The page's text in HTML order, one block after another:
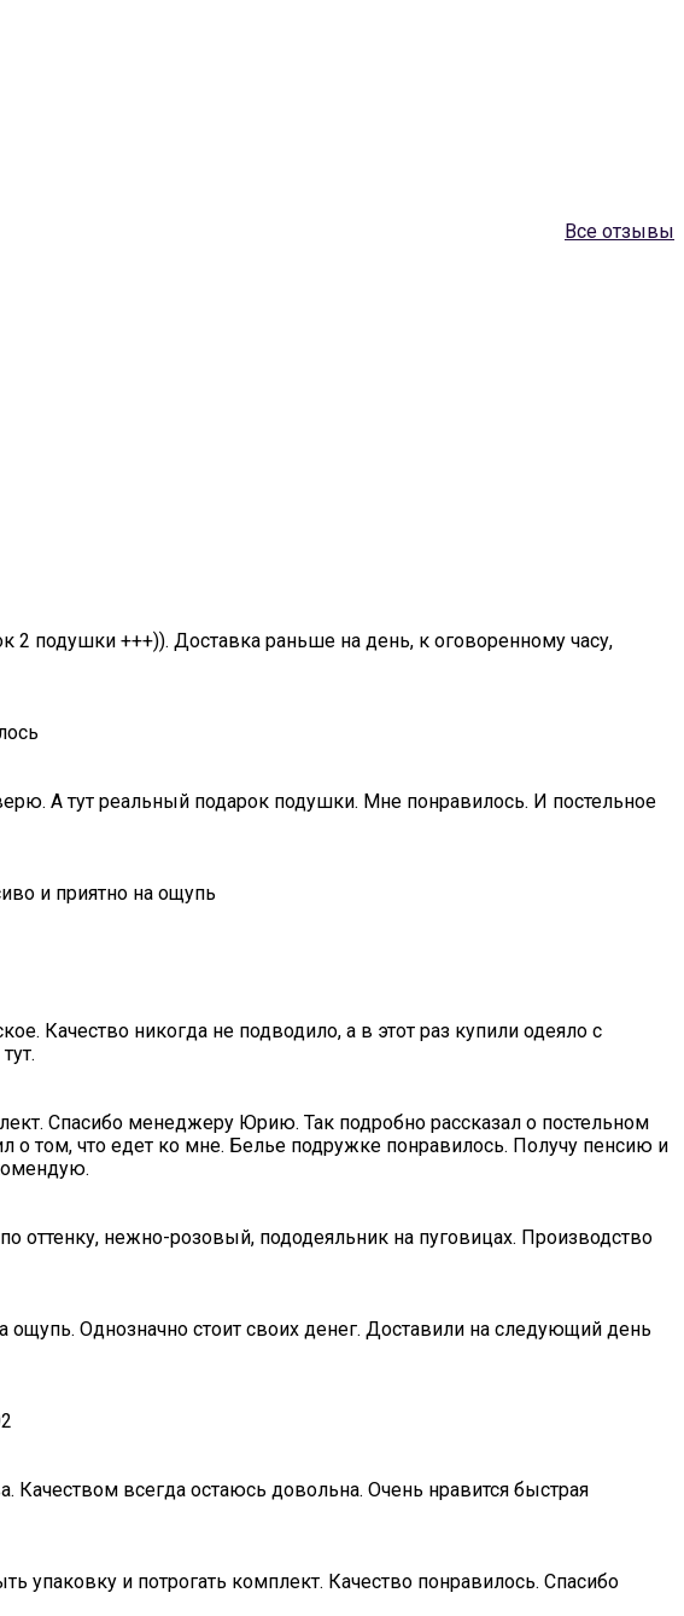
Все отзывы
2 подушки +++)). Доставка раньше на день, к оговоренному часу,
А тут реальный подарок подушки. Мне понравилось. И постельное
и приятно на ощупь
Качество никогда не подводило, а в этот раз купили одеяло с
Спасибо менеджеру Юрию. Так подробно рассказал о постельном
о том, что едет ко мне. Белье подружке понравилось. Получу пенсию и
оттенку, нежно-розовый, пододеяльник на пуговицах. Производство
ощупь. Однозначно стоит своих денег. Доставили на следующий день
всегда остаюсь довольна. Очень нравится быстрая
и потрогать комплект. Качество понравилось. Спасибо